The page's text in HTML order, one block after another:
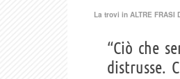
La trovi in ALTRE FRASI
“Ciò che
distrusse.